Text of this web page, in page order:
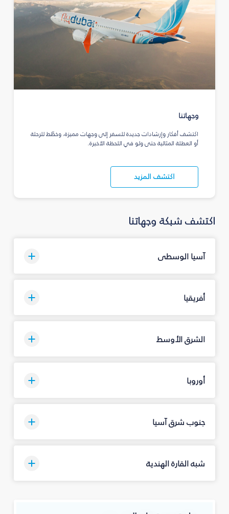
وجهاتنا
اكتشف أفكار وإرشادات جديدة للسفر إلى وجهات مميزة، وخطّط للرحلة
أو العطلة المثالية حتى ولو في اللحظة الأخيرة.
اكتشف المزيد
اكتشف شبكة وجهاتنا
آسيا الوسطى
أفريقيا
الشرق الأوسط
أوروبا
جنوب شرق آسيا
شبه القارة الهندية